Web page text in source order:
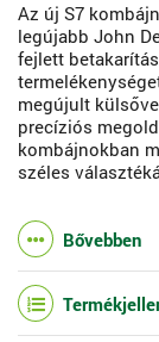
Az új S7
legújabb John
fejlett
megújult
precíziós
kombájnokban
széles
Bővebben